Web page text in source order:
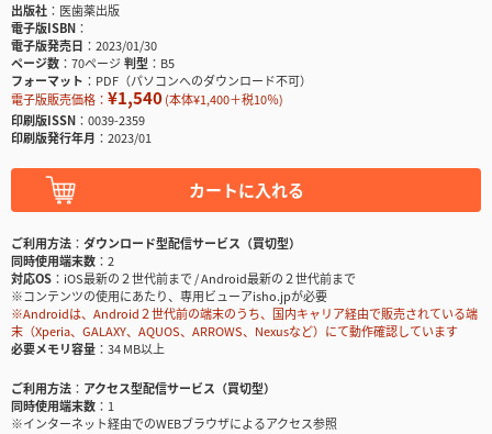
出版社
医歯薬出版
電子版ISBN
電子版発売日
2023/01/30
ページ数
70ページ判型
B5
フォーマット
PDF（パソコンへのダウンロード不可）
電子版販売価格： ¥1,540(本体¥1,400＋税10％)
印刷版ISSN
0039-2359
印刷版発行年月
2023/01
カートに入れる
ご利用方法
ダウンロード型配信サービス（買切型）
同時使用端末数
2
対応OS
iOS最新の２世代前まで / Android最新の２世代前まで
※コンテンツの使用にあたり、専用ビューアisho.jpが必要
※Androidは、Android２世代前の端末のうち、国内キャリア経由で販売されている端
末（Xperia、GALAXY、AQUOS、ARROWS、Nexusなど）にて動作確認しています
必要メモリ容量
34 MB以上
ご利用方法
アクセス型配信サービス（買切型）
同時使用端末数
1
※インターネット経由でのWEBブラウザによるアクセス参照